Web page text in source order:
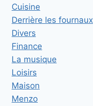
Cuisine
Derrière les fournaux
Divers
Finance
La musique
Loisirs
Maison
Menzo